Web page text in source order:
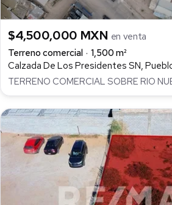
$4,500,000 MXN en venta
Terreno comercial
1,500 m²
Calzada De Los Presidentes SN,
TERRENO COMERCIAL SOBRE RIO